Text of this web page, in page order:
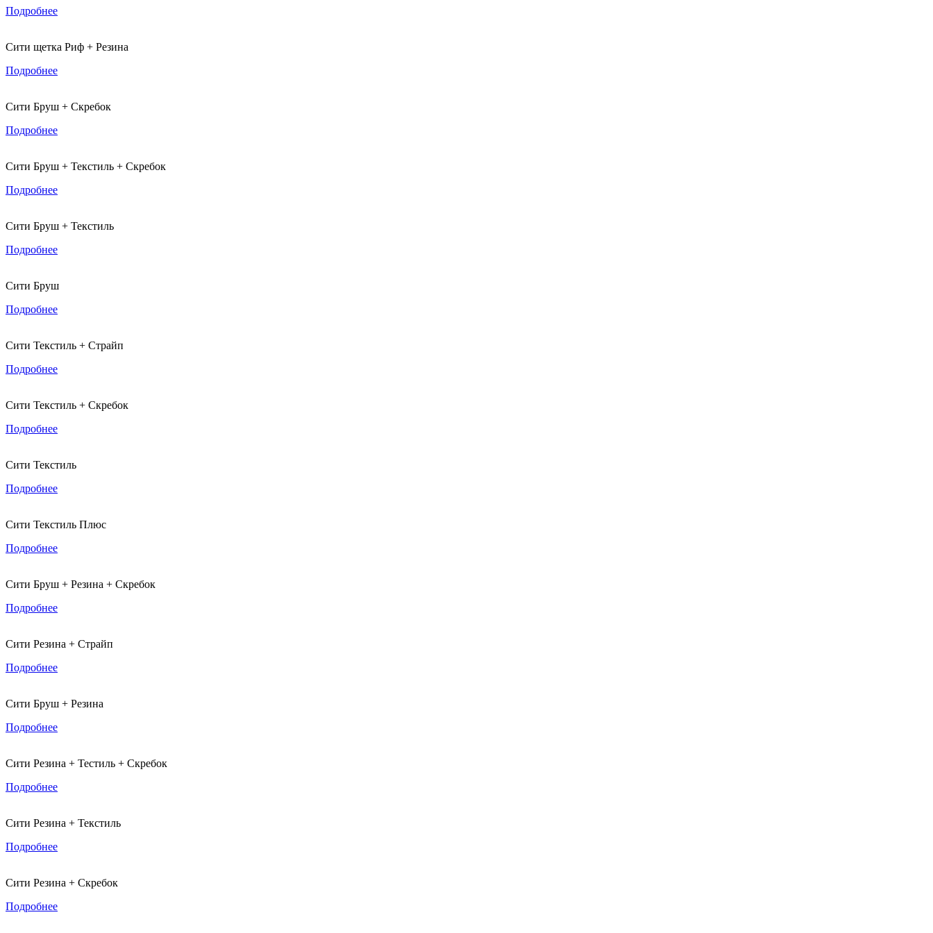
Подробнее
Сити щетка Риф + Резина
Подробнее
Сити Бруш + Скребок
Подробнее
Сити Бруш + Текстиль + Скребок
Подробнее
Сити Бруш + Текстиль
Подробнее
Сити Бруш
Подробнее
Сити Текстиль + Страйп
Подробнее
Сити Текстиль + Скребок
Подробнее
Сити Текстиль
Подробнее
Сити Текстиль Плюс
Подробнее
Сити Бруш + Резина + Скребок
Подробнее
Сити Резина + Страйп
Подробнее
Сити Бруш + Резина
Подробнее
Сити Резина + Тестиль + Скребок
Подробнее
Сити Резина + Текстиль
Подробнее
Сити Резина + Скребок
Подробнее